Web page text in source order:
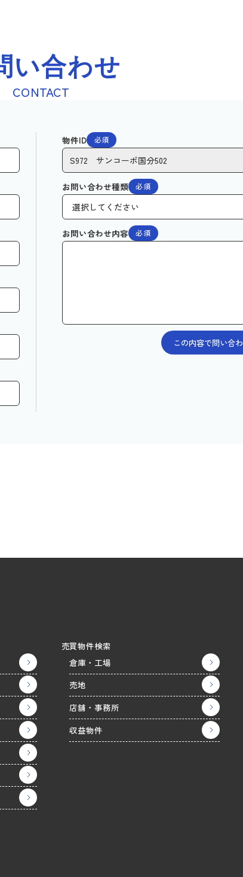
い合わせ
CONTACT
物件ID 必須
お問い合わせ種類 必須
お問い合わせ内容 必須
売買物件検索
倉庫・工場
売地
店舗・事務所
収益物件